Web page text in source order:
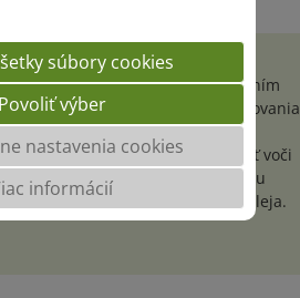
sa vyznačuje rýchlym vzchádzaním
v okrajových oblastiach
sa o nízke rastliny odolné
stav zabezpečuje odolnosť voči
a Peronospóre. Tieto danosti Sofiu
úrodám s vysokým obsahom oleja.
súbory cookies
Povoliť výber
nastavenia cookies
informácií